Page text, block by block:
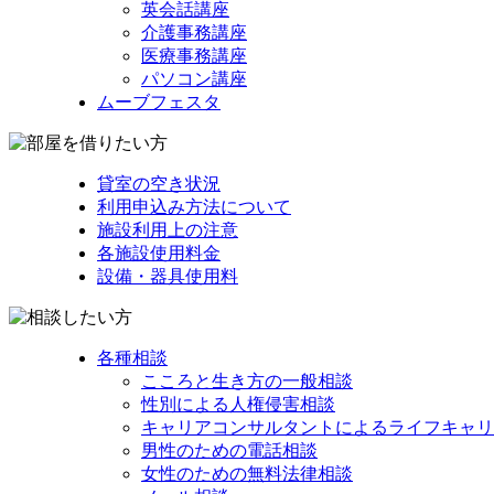
英会話講座
介護事務講座
医療事務講座
パソコン講座
ムーブフェスタ
貸室の空き状況
利用申込み方法について
施設利用上の注意
各施設使用料金
設備・器具使用料
各種相談
こころと生き方の一般相談
性別による人権侵害相談
キャリアコンサルタントによるライフキャ
男性のための電話相談
女性のための無料法律相談